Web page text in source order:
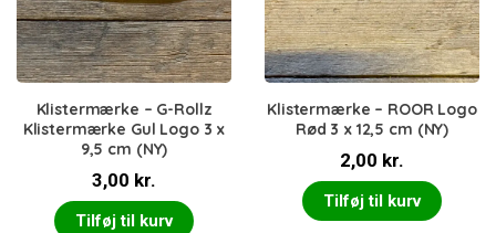
Klistermærke – G-Rollz
Klistermærke Gul Logo 3 x
9,5 cm (NY)
3,00 kr.
Tilføj til kurv
Klistermærke – ROOR Logo
Rød 3 x 12,5 cm (NY)
2,00 kr.
Tilføj til kurv